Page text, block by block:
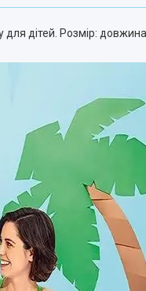
для дітей. Розмір: